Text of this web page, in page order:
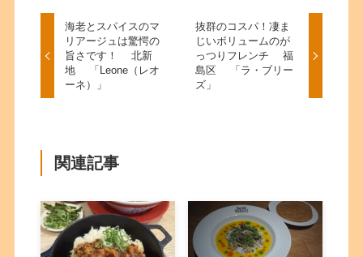
海老とスパイスのマ
リアージュは驚愕の
旨さです！ 北新
地 「Leone（レオ
ーネ）」
抜群のコスパ！凄ま
じいボリュームのが
っつりフレンチ 福
島区 「ラ・ブリー
ズ」
関連記事